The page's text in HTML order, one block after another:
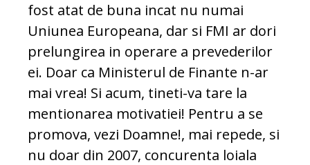
fost atat de buna incat nu numai
Uniunea Europeana, dar si FMI ar dori
prelungirea in operare a prevederilor
ei. Doar ca Ministerul de Finante n-ar
mai vrea! Si acum, tineti-va tare la
mentionarea motivatiei! Pentru a se
promova, vezi Doamne!, mai repede, si
nu doar din 2007, concurenta loiala